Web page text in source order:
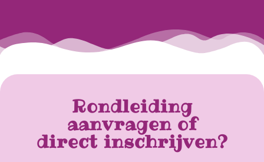
Rondleiding
aanvragen of
direct inschrijven?